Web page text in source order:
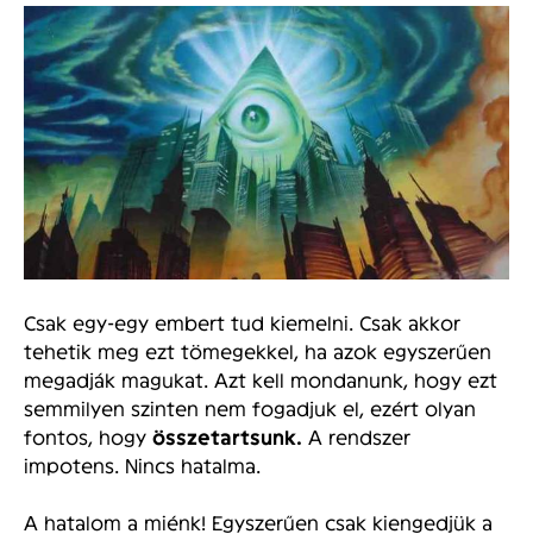
Csak egy-egy embert tud kiemelni. Csak akkor
tehetik meg ezt tömegekkel, ha azok egyszerűen
megadják magukat. Azt kell mondanunk, hogy ezt
semmilyen szinten nem fogadjuk el, ezért olyan
fontos, hogy összetartsunk. A rendszer
impotens. Nincs hatalma.
A hatalom a miénk! Egyszerűen csak kiengedjük a